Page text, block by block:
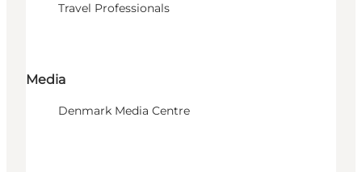
Travel Professionals
Media
Denmark Media Centre